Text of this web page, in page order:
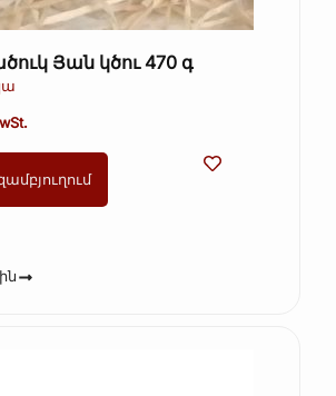
Յան կծու 470 գ